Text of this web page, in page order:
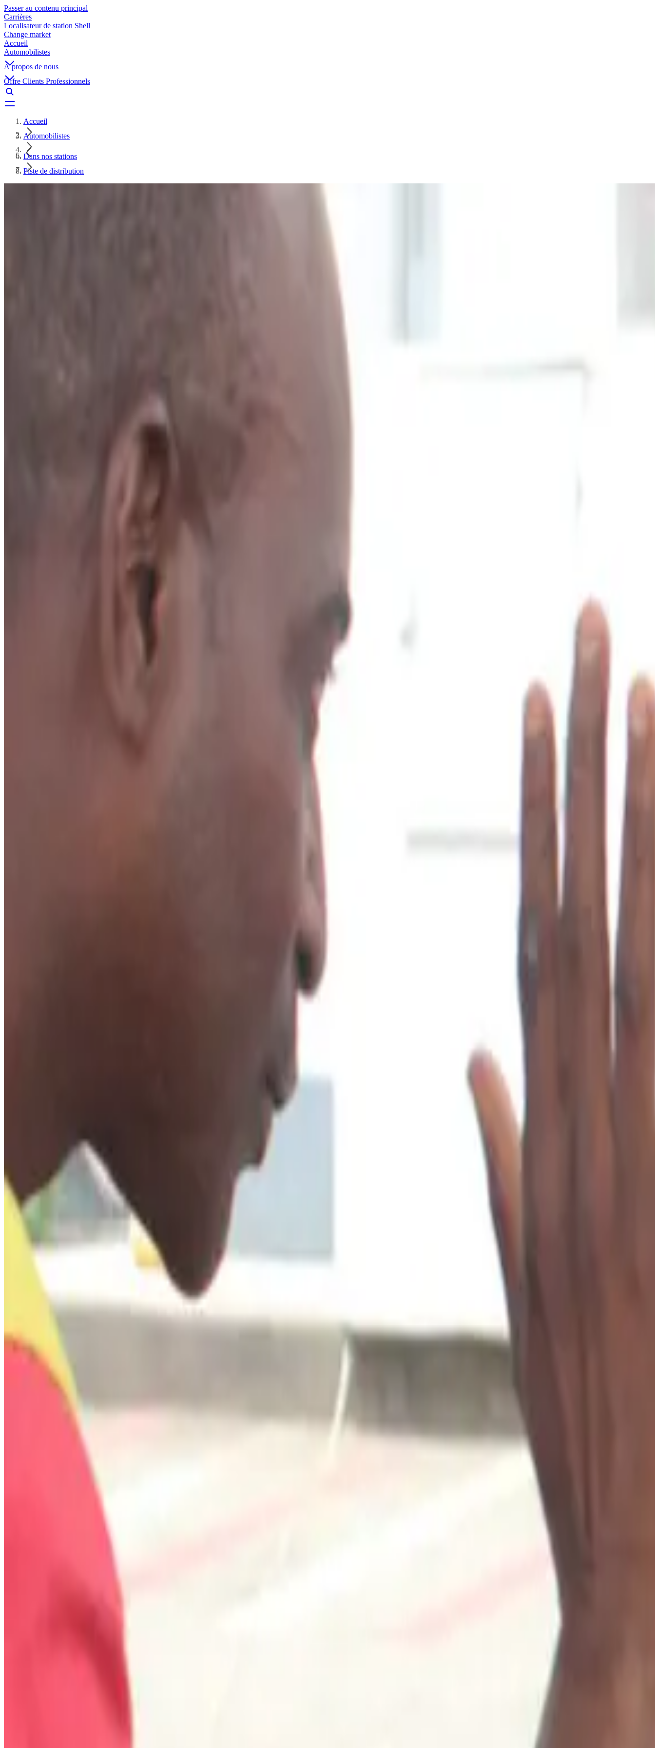
Passer au contenu principal
Carrières
Localisateur de station Shell
Change market
Accueil
Automobilistes
À propos de nous
Offre Clients Professionnels
Accueil
Automobilistes
Dans nos stations
Piste de distribution